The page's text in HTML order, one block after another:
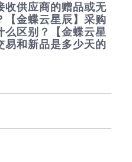
收供应商的赠品或无
【金蝶云星辰】采购
么区别？【金蝶云星
易和新品是多少天的